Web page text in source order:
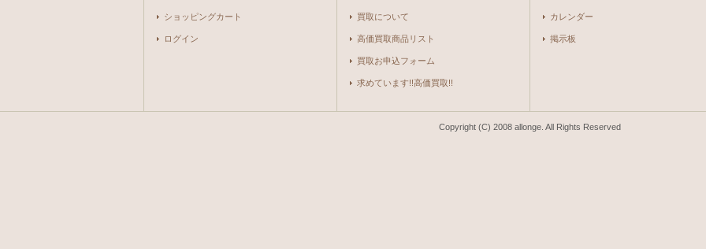
ショッピングカート
ログイン
買取について
高価買取商品リスト
買取お申込フォーム
求めています!!高価買取!!
カレンダー
掲示板
Copyright (C) 2008 allonge. All Rights Reserved